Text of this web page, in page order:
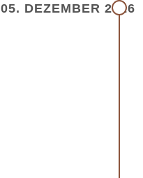
05. DEZEMBER 2026